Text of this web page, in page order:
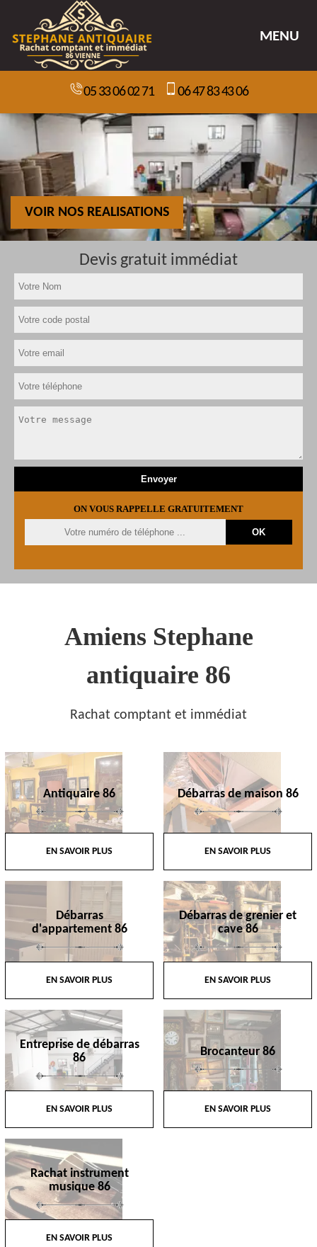
MENU
05 33 06 02 71 06 47 83 43 06
VOIR NOS REALISATIONS
Devis gratuit immédiat
ON VOUS RAPPELLE GRATUITEMENT
Amiens Stephane
antiquaire 86
Rachat comptant et immédiat
Antiquaire 86
EN SAVOIR PLUS
Débarras de maison 86
EN SAVOIR PLUS
Débarras
d'appartement 86
EN SAVOIR PLUS
Débarras de grenier et
cave 86
EN SAVOIR PLUS
Entreprise de débarras
86
EN SAVOIR PLUS
Brocanteur 86
EN SAVOIR PLUS
Rachat instrument
musique 86
EN SAVOIR PLUS